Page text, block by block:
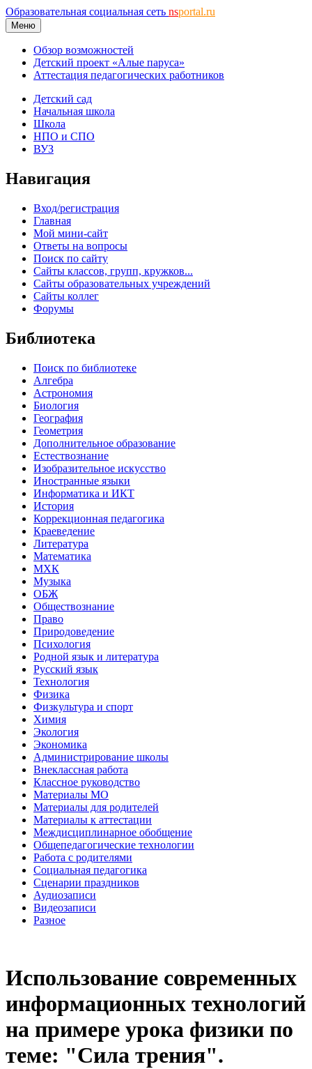
Образовательная социальная сеть nsportal.ru
Меню
Обзор возможностей
Детский проект «Алые паруса»
Аттестация педагогических работников
Детский сад
Начальная школа
Школа
НПО и СПО
ВУЗ
Навигация
Вход/регистрация
Главная
Мой мини-сайт
Ответы на вопросы
Поиск по сайту
Сайты классов, групп, кружков...
Сайты образовательных учреждений
Сайты коллег
Форумы
Библиотека
Поиск по библиотеке
Алгебра
Астрономия
Биология
География
Геометрия
Дополнительное образование
Естествознание
Изобразительное искусство
Иностранные языки
Информатика и ИКТ
История
Коррекционная педагогика
Краеведение
Литература
Математика
МХК
Музыка
ОБЖ
Обществознание
Право
Природоведение
Психология
Родной язык и литература
Русский язык
Технология
Физика
Физкультура и спорт
Химия
Экология
Экономика
Администрирование школы
Внеклассная работа
Классное руководство
Материалы МО
Материалы для родителей
Материалы к аттестации
Междисциплинарное обобщение
Общепедагогические технологии
Работа с родителями
Социальная педагогика
Сценарии праздников
Аудиозаписи
Видеозаписи
Разное
Использование современных
информационных технологий
на примере урока физики по
теме: "Сила трения".